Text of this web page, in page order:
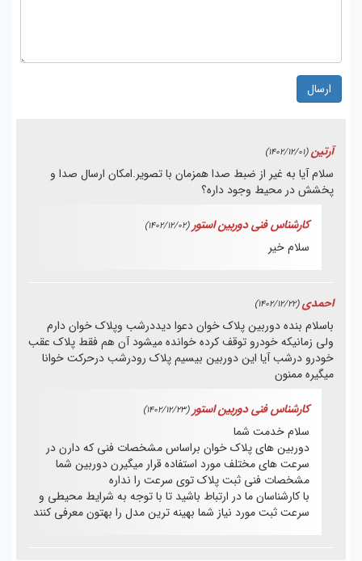
ارسال
آرتین (1402/12/01)
سلام آیا به غیر از ضبط صدا همزمان با تصویر.امکان ارسال صدا و
پخشش در محیط وجود داره؟
کارشناس فنی دوربین استور (1402/12/02)
سلامخیر
احمدی (1402/12/22)
باسلام بنده دوربین پلاک خوان دعوا دیددرشب وپلاک خوان دارم
ولی زمانیکه خودرو توقف کرده خوانده میشود آن هم فقط پلاک عقب
خودرو درشب آیا این دوربین بیسیم پلاک رودرشب درحرکت خوانا
میگیره ممنون
کارشناس فنی دوربین استور (1402/12/23)
سلام خدمت شما
دوربین های پلاک خوان براساس مشخصات فنی که دارن در
سرعت های مختلف مورد استفاده قرار میگیرن دوربین شما
مشخصات فنی ثبت پلاک توی سرعت را نداره
با کارشناسان ما در ارتباط باشید تا با توجه به شرایط محیطی و
سرعت ثبت مورد نیاز شما بهینه ترین مدل را بهتون معرفی کنند